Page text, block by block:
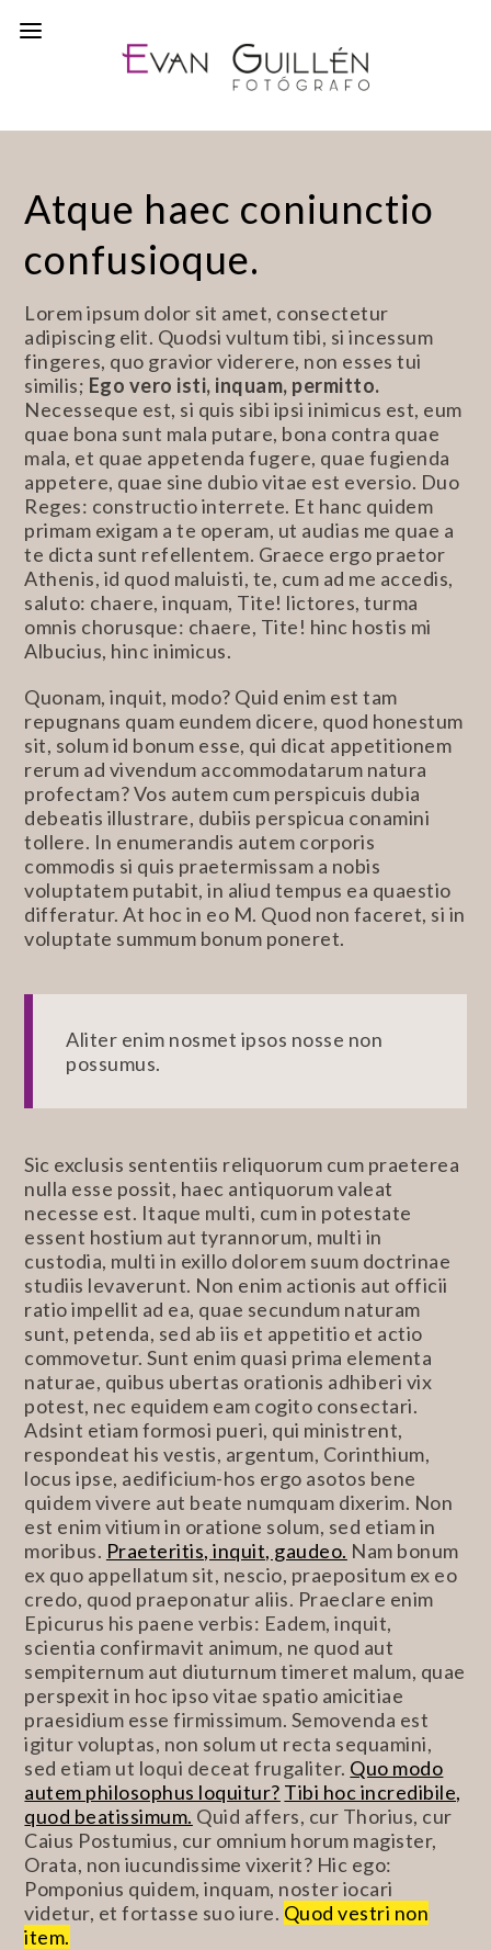
Atque haec coniunctio
confusioque.
Lorem ipsum dolor sit amet, consectetur
adipiscing elit. Quodsi vultum tibi, si incessum
fingeres, quo gravior viderere, non esses tui
similis; Ego vero isti, inquam, permitto.
Necesseque est, si quis sibi ipsi inimicus est, eum
quae bona sunt mala putare, bona contra quae
mala, et quae appetenda fugere, quae fugienda
appetere, quae sine dubio vitae est eversio. Duo
Reges: constructio interrete. Et hanc quidem
primam exigam a te operam, ut audias me quae a
te dicta sunt refellentem. Graece ergo praetor
Athenis, id quod maluisti, te, cum ad me accedis,
saluto: chaere, inquam, Tite! lictores, turma
omnis chorusque: chaere, Tite! hinc hostis mi
Albucius, hinc inimicus.
Quonam, inquit, modo? Quid enim est tam
repugnans quam eundem dicere, quod honestum
sit, solum id bonum esse, qui dicat appetitionem
rerum ad vivendum accommodatarum natura
profectam? Vos autem cum perspicuis dubia
debeatis illustrare, dubiis perspicua conamini
tollere. In enumerandis autem corporis
commodis si quis praetermissam a nobis
voluptatem putabit, in aliud tempus ea quaestio
differatur. At hoc in eo M. Quod non faceret, si in
voluptate summum bonum poneret.
Aliter enim nosmet ipsos nosse non
possumus.
Sic exclusis sententiis reliquorum cum praeterea
nulla esse possit, haec antiquorum valeat
necesse est. Itaque multi, cum in potestate
essent hostium aut tyrannorum, multi in
custodia, multi in exillo dolorem suum doctrinae
studiis levaverunt. Non enim actionis aut officii
ratio impellit ad ea, quae secundum naturam
sunt, petenda, sed ab iis et appetitio et actio
commovetur. Sunt enim quasi prima elementa
naturae, quibus ubertas orationis adhiberi vix
potest, nec equidem eam cogito consectari.
Adsint etiam formosi pueri, qui ministrent,
respondeat his vestis, argentum, Corinthium,
locus ipse, aedificium-hos ergo asotos bene
quidem vivere aut beate numquam dixerim. Non
est enim vitium in oratione solum, sed etiam in
moribus. Praeteritis, inquit, gaudeo. Nam bonum
ex quo appellatum sit, nescio, praepositum ex eo
credo, quod praeponatur aliis. Praeclare enim
Epicurus his paene verbis: Eadem, inquit,
scientia confirmavit animum, ne quod aut
sempiternum aut diuturnum timeret malum, quae
perspexit in hoc ipso vitae spatio amicitiae
praesidium esse firmissimum. Semovenda est
igitur voluptas, non solum ut recta sequamini,
sed etiam ut loqui deceat frugaliter. Quo modo
autem philosophus loquitur? Tibi hoc incredibile,
quod beatissimum. Quid affers, cur Thorius, cur
Caius Postumius, cur omnium horum magister,
Orata, non iucundissime vixerit? Hic ego:
Pomponius quidem, inquam, noster iocari
videtur, et fortasse suo iure. Quod vestri non
item.